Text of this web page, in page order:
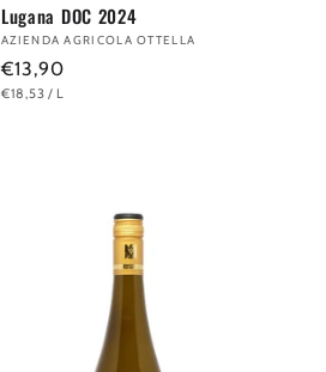
Lugana DOC 2024
Anbieter:
AZIENDA AGRICOLA OTTELLA
Normaler
Preis
€13,90
GRUNDPREIS
€18,53 / PRO
L